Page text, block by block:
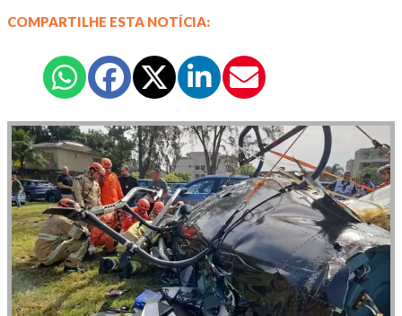
COMPARTILHE ESTA NOTÍCIA: